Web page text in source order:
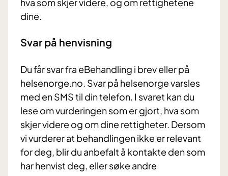
dine.
Svar på henvisning
Du får svar fra eBehandling i brev eller på
helsenorge.no. Svar på helsenorge varsles
med en SMS til din telefon. I svaret kan du
lese om vurderingen som er gjort, hva som
skjer videre og om dine rettigheter. Dersom
vi vurderer at behandlingen ikke er relevant
for deg, blir du anbefalt å kontakte den som
har henvist deg, eller søke andre